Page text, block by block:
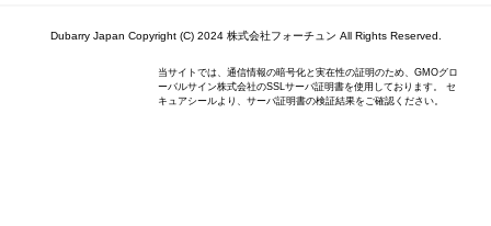
Dubarry Japan Copyright (C) 2024 株式会社フォーチュン All Rights Reserved.
当サイトでは、通信情報の暗号化と実在性の証明のため、GMOグロ
ーバルサイン株式会社のSSLサーバ証明書を使用しております。 セ
キュアシールより、サーバ証明書の検証結果をご確認ください。